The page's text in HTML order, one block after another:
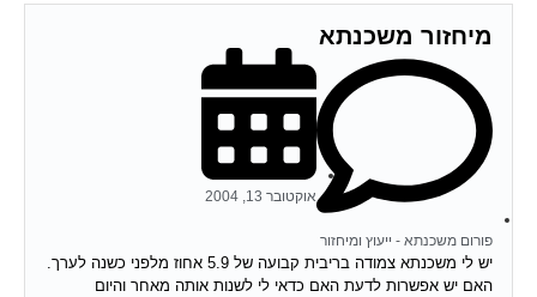
מיחזור משכנתא
פורום משכנתא - ייעוץ ומיחזור
אוקטובר 13, 2004
יש לי משכנתא צמודה בריבית קבועה של 5.9 אחוז מלפני כשנה לערך.
האם יש אפשרות לדעת האם כדאי לי לשנות אותה מאחר והיום